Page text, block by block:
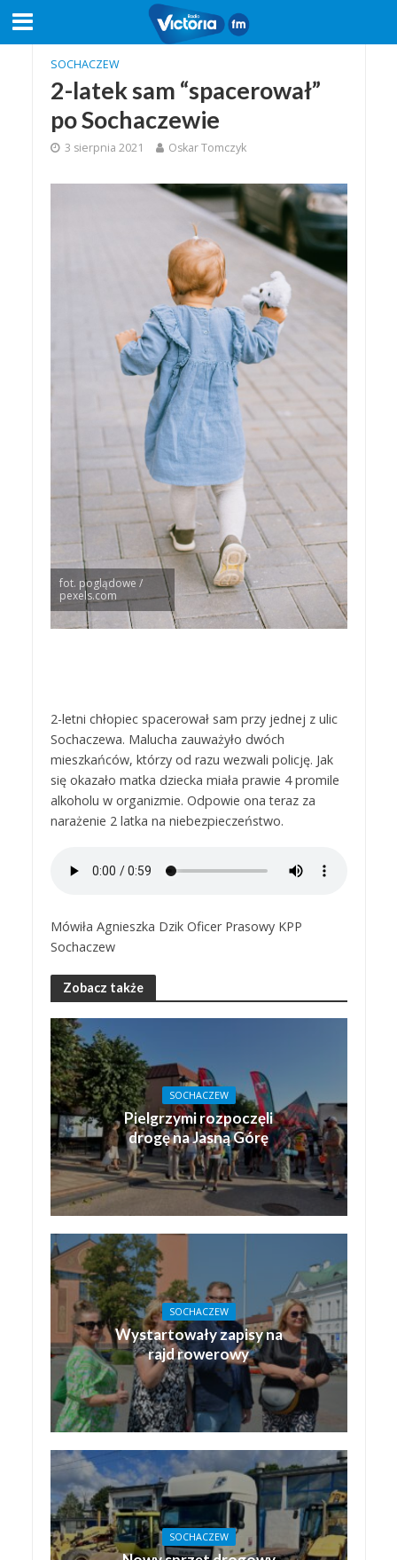
SOCHACZEW
2-latek sam “spacerował”
po Sochaczewie
3 sierpnia 2021 Oskar Tomczyk
fot. poglądowe /
pexels.com
2-letni chłopiec spacerował sam przy jednej z ulic
Sochaczewa. Malucha zauważyło dwóch
mieszkańców, którzy od razu wezwali policję. Jak
się okazało matka dziecka miała prawie 4 promile
alkoholu w organizmie. Odpowie ona teraz za
narażenie 2 latka na niebezpieczeństwo.
Mówiła Agnieszka Dzik Oficer Prasowy KPP
Sochaczew
Zobacz także
SOCHACZEW
Pielgrzymi rozpoczęli
drogę na Jasną Górę
SOCHACZEW
Wystartowały zapisy na
rajd rowerowy
SOCHACZEW